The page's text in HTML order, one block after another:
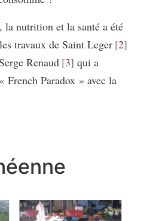
nutrition et la santé a été
travaux de Saint Leger 2
Renaud 3 qui a
French Paradox » avec la